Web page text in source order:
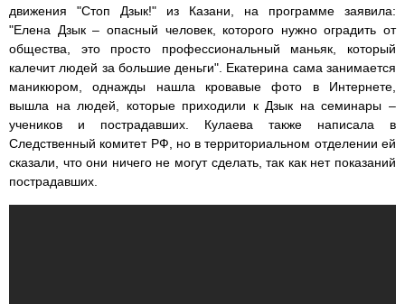
движения "Стоп Дзык!" из Казани, на программе заявила:
"Елена Дзык – опасный человек, которого нужно оградить от
общества, это просто профессиональный маньяк, который
калечит людей за большие деньги". Екатерина сама занимается
маникюром, однажды нашла кровавые фото в Интернете,
вышла на людей, которые приходили к Дзык на семинары –
учеников и пострадавших. Кулаева также написала в
Следственный комитет РФ, но в территориальном отделении ей
сказали, что они ничего не могут сделать, так как нет показаний
пострадавших.